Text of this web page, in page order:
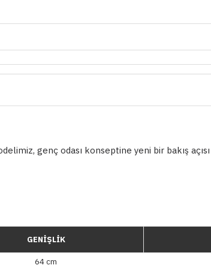
genç odası konseptine yeni bir bakış
GENİŞLİK
64 cm